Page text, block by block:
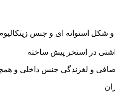
شکل استوانه ای و جنس
در استخر پیش ساخته
و لغزندگی جنس داخلی و